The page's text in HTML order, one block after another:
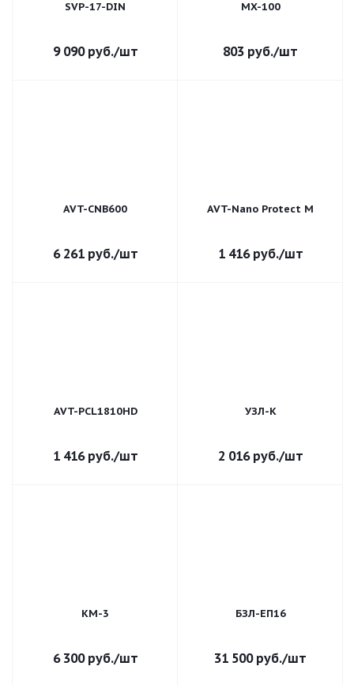
SVP-17-DIN
9 090руб./шт
MX-100
803 руб./шт
AVT-CNB600
6 261руб./шт
AVT-Nano Protect M
1 416руб./шт
AVT-PCL1810HD
1 416руб./шт
УЗЛ-К
2 016руб./шт
КМ-3
6 300руб./шт
БЗЛ-ЕП16
31 500руб./шт